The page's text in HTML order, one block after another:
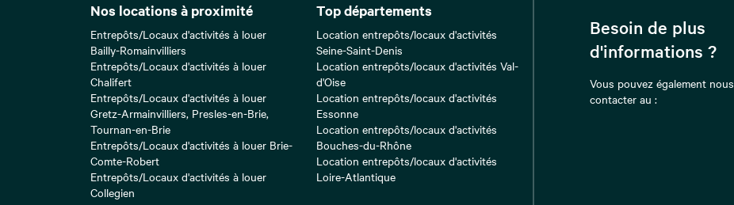
Nos locations à proximité
Entrepôts/Locaux d'activités à louer
Bailly-Romainvilliers
Entrepôts/Locaux d'activités à louer
Chalifert
Entrepôts/Locaux d'activités à louer
Gretz-Armainvilliers, Presles-en-Brie,
Tournan-en-Brie
Entrepôts/Locaux d'activités à louer Brie-
Comte-Robert
Entrepôts/Locaux d'activités à louer
Collegien
Top départements
Location entrepôts/locaux d'activités
Seine-Saint-Denis
Location entrepôts/locaux d'activités Val-
d'Oise
Location entrepôts/locaux d'activités
Essonne
Location entrepôts/locaux d'activités
Bouches-du-Rhône
Location entrepôts/locaux d'activités
Loire-Atlantique
Besoin de plus
d'informations ?
Vous pouvez également nous
contacter au :